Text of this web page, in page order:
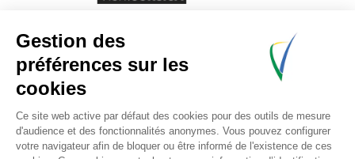
Newsletter
Inscrivez-vous àla lettre d’information
l’Agence du tourisme de la Corse.